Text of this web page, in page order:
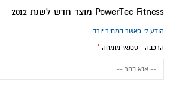
PowerTec Fitness מוצר חדש לשנת 2012
הודע לי כאשר המחיר יורד
הרכבה - טכנאי מומחה